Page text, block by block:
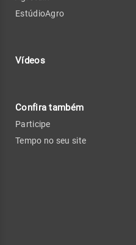
EstúdioAgro
Vídeos
Confira também
Participe
Tempo no seu site